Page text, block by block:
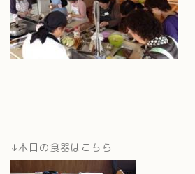
↓本日の食器はこちら